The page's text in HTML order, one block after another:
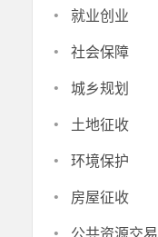
· 就业创业
· 社会保障
· 城乡规划
· 土地征收
· 环境保护
· 房屋征收
公共资源交易